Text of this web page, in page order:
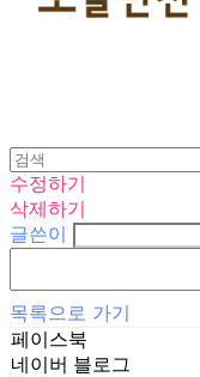
수정하기
삭제하기
글쓴이
목록으로 가기
페이스북
네이버 블로그